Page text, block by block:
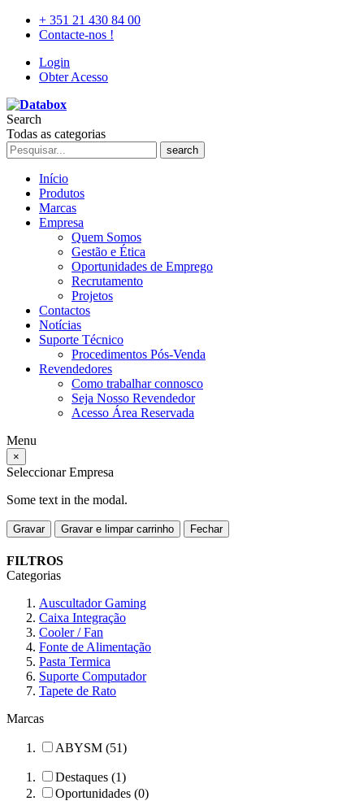
+ 351 21 430 84 00
Contacte-nos !
Login
Obter Acesso
Search
Todas as categorias
search
Início
Produtos
Marcas
Empresa
Quem Somos
Gestão e Ética
Oportunidades de Emprego
Recrutamento
Projetos
Contactos
Notícias
Suporte Técnico
Procedimentos Pós-Venda
Revendedores
Como trabalhar connosco
Seja Nosso Revendedor
Acesso Área Reservada
Menu
×
Seleccionar Empresa
Some text in the modal.
Gravar Gravar e limpar carrinho Fechar
FILTROS
Categorias
Auscultador Gaming
Caixa Integração
Cooler / Fan
Fonte de Alimentação
Pasta Termica
Suporte Computador
Tapete de Rato
Marcas
ABYSM (51)
Destaques (1)
Oportunidades (0)